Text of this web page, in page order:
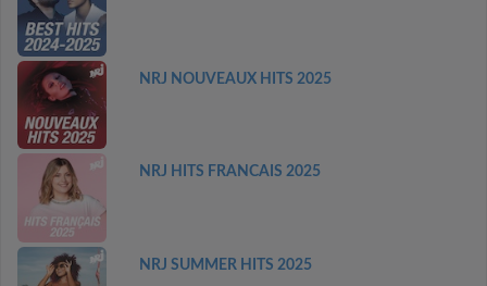
NRJ NOUVEAUX HITS 2025
NRJ HITS FRANCAIS 2025
NRJ SUMMER HITS 2025